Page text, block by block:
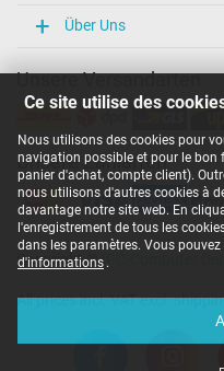
Ce site utilise des
Nous utilisons des cookies pour
navigation possible et pour le bon
panier d'achat, compte client).
nous utilisons d'autres cookies à
davantage notre site web. En
l'enregistrement de tous les
dans les paramètres. Vous
d'informations .
Sceau dapprobation
IRAM
N
NOM NYCE
PCT
PSE
SEC
Service de Contrôle
Singapore Safety Mark
UKCA
Über Uns
Unsere Versandarten
Unsere Zahlarten
Copyright ©IPC-Computer
All prices incl. VAT excl.